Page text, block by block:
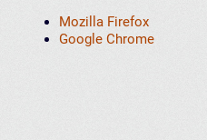
Mozilla Firefox
Google Chrome